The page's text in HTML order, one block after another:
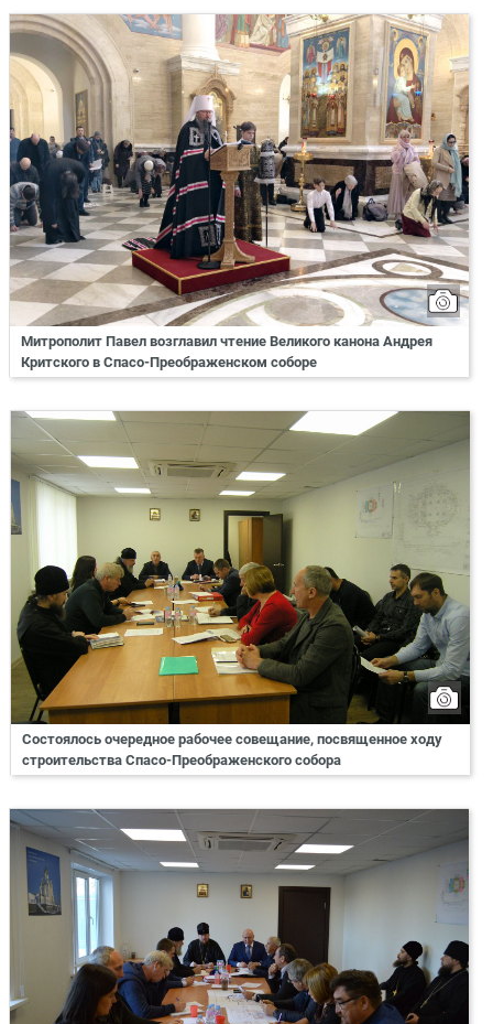
Митрополит Павел возглавил чтение Великого канона Андрея
Критского в Спасо-Преображенском соборе
Состоялось очередное рабочее совещание, посвященное ходу
строительства Спасо-Преображенского собора